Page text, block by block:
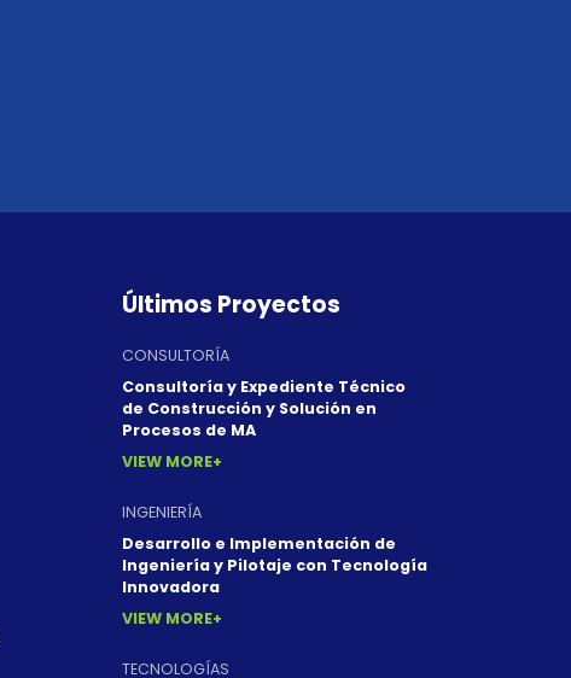
Últimos Proyectos
CONSULTORÍA
Consultoría y Expediente Técnico
de Construcción y Solución en
Procesos de MA
VIEW MORE
INGENIERÍA
Desarrollo e Implementación de
Ingeniería y Pilotaje con Tecnología
Innovadora
VIEW MORE
TECNOLOGÍAS